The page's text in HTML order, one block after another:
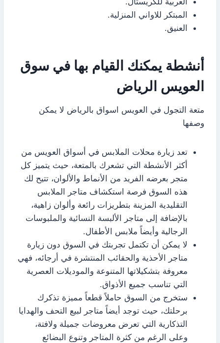
المبتكر للاواني المنزلية.
العنيق.
أنشطة يمكنك القيام بها في سوق
العويس الرياض
متعة التجول في العويس اسواق بالرياض لا يمكن
وصفها
تعد زيارة محلات الملابس في أسواق العويس من
أكثر الأنشطة التي تشعرك بالمتعة، حيث يتميز كل
متجر بعرضه الفريد من الأنماط والألوان، تتيح لك
هذه السوق فرصة استكشاف متاجر الملابس
التقليدية المزينة بتطريزات رائعة وألوان زاهية،
بالإضافة إلى متاجر الألبسة النسائية والملبوسات
الرجالية وأيضاً ملابس الأطفال.
لا يمكن أن تكتمل تجربتك في السوق دون زيارة
متاجر الأحذية والحقائب المنتشرة في أرجائه، فهي
معروفة بتشكيلاتها المتنوعة والموديلات العصرية
التي تناسب جميع الأذواق.
ستخرج من السوق حاملاً قطعاً مميزة تذكرك
برحلتك، حيث توجد أيضاً متاجر لبيع التحف والهدايا
التذكارية التي تعرض معروضات جميلة ولافتة،
وعلى الرغم من كثرة المتاجر وتنوع البضائع